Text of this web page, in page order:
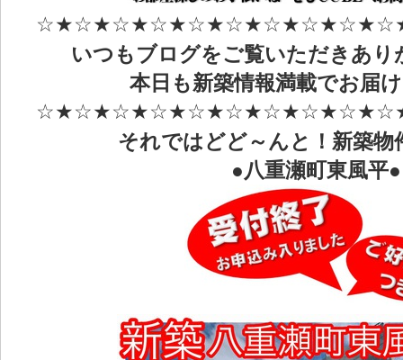
いつもブログをご覧いただきあ
本日も新築情報満載でお届
それではどど～んと！新築物
●八重瀬町東風平●